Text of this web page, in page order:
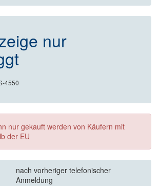
nur
4550
nur gekauft werden von Käufern mit
der EU
nach vorheriger telefonischer
Anmeldung